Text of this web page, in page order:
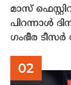
മാസ്
പിറന്നാൾ
ഗംഭീര ടീസർ